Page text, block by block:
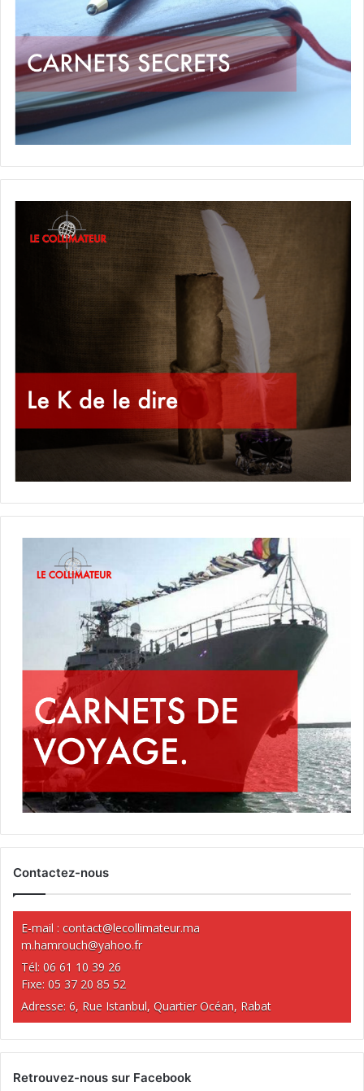
Contactez-nous
E-mail : contact@lecollimateur.ma
m.hamrouch@yahoo.fr
Tél: 06 61 10 39 26
Fixe: 05 37 20 85 52
Adresse: 6, Rue Istanbul, Quartier Océan, Rabat
Retrouvez-nous sur Facebook